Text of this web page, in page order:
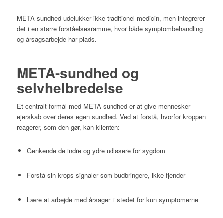
META-sundhed udelukker ikke traditionel medicin, men integrerer
det i en større forståelsesramme, hvor både symptombehandling
og årsagsarbejde har plads.
META-sundhed og
selvhelbredelse
Et centralt formål med META-sundhed er at give mennesker
ejerskab over deres egen sundhed. Ved at forstå, hvorfor kroppen
reagerer, som den gør, kan klienten:
Genkende de indre og ydre udløsere for sygdom
Forstå sin krops signaler som budbringere, ikke fjender
Lære at arbejde med årsagen i stedet for kun symptomerne